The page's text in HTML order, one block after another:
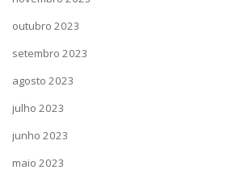
outubro 2023
setembro 2023
agosto 2023
julho 2023
junho 2023
maio 2023